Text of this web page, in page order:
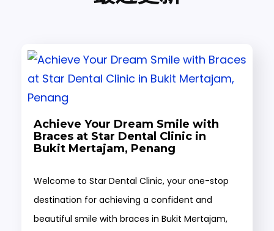
Achieve Your Dream Smile with
Braces at Star Dental Clinic in
Bukit Mertajam, Penang
Welcome to Star Dental Clinic, your one-stop
destination for achieving a confident and
beautiful smile with braces in Bukit Mertajam,